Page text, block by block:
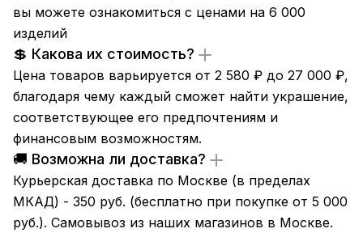
вы можете ознакомиться с ценами на 6 000
изделий
💲 Какова их стоимость?
Цена товаров варьируется от 2 580 ₽ до 27 000 ₽,
благодаря чему каждый сможет найти украшение,
соответствующее его предпочтениям и
финансовым возможностям.
🚚 Возможна ли доставка?
Курьерская доставка по Москве (в пределах
МКАД) - 350 руб. (бесплатно при покупке от 5 000
руб.). Самовывоз из наших магазинов в Москве.